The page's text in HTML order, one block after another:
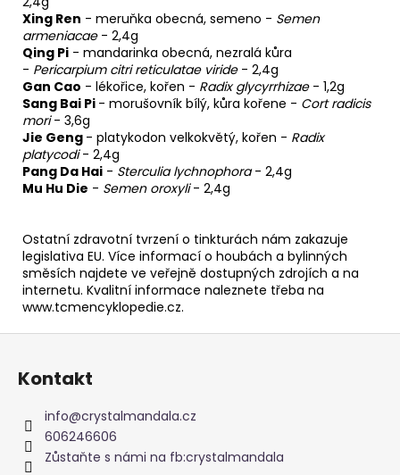
Xing Ren - meruňka obecná, semeno - Semen
armeniacae- 2,4g
Qing Pi - mandarinka obecná, nezralá kůra
- Pericarpium citri reticulatae viride- 2,4g
Gan Cao - lékořice, kořen - Radix glycyrrhizae- 1,2g
Sang Bai Pi - morušovník bílý, kůra kořene - Cort radicis
mori- 3,6g
Jie Geng - platykodon velkokvětý, kořen - Radix
platycodi- 2,4g
Pang Da Hai - Sterculia lychnophora- 2,4g
Mu Hu Die - Semen oroxyli- 2,4g
Ostatní zdravotní tvrzení o tinkturách nám zakazuje
legislativa EU. Více informací o houbách a bylinných
směsích najdete ve veřejně dostupných zdrojích a na
internetu. Kvalitní informace naleznete třeba na
www.tcmencyklopedie.cz.
Kontakt
info@crystalmandala.cz
606246606
Zůstaňte s námi na fb:crystalmandala